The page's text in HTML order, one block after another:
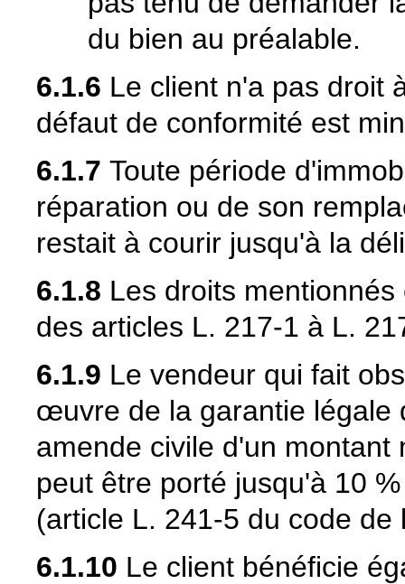
du bien au préalable.
6.1.6 Le client n'a pas droit
défaut de conformité est
6.1.7 Toute période
réparation ou de son
restait à courir jusqu'à la
6.1.8 Les droits
des articles L. 217-1 à L.
6.1.9 Le vendeur qui fait
œuvre de la garantie légale
amende civile d'un
peut être porté jusqu'à 10
(article L. 241-5 du code de
6.1.10 Le client bénéficie